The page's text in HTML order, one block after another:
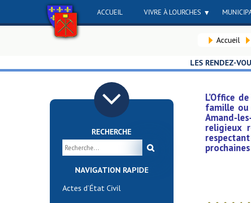
ACCUEIL VIVRE À LOURCHES
Accueil
LES RENDEZ-
RECHERCHE
NAVIGATION RAPIDE
Actes d’État Civil
L’Office
famille ou
Amand-
religieux